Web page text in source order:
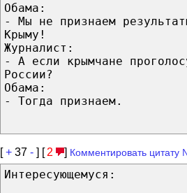
Обама:
- Mы не признаем
Крыму!
Журналист:
- A если крымчане
России?
Обама:
- Tогда признаем.
[+ 37 - ] [ 2 ] Комментировать цитату
Интересующемуся: